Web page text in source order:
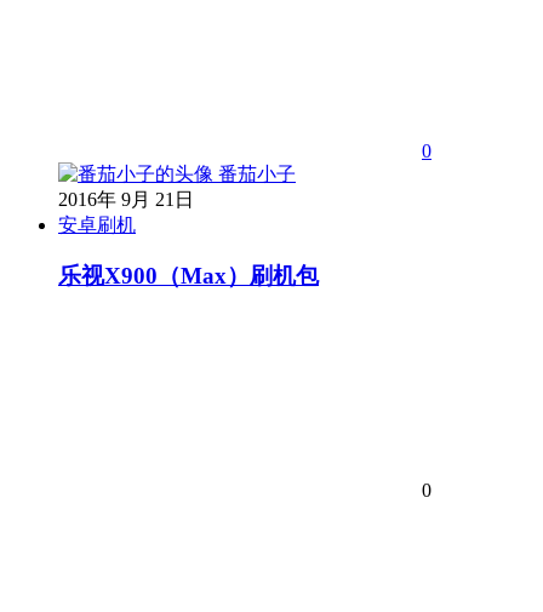
0
番茄小子
2016年 9月 21日
安卓刷机
乐视X900（Max）刷机包
0